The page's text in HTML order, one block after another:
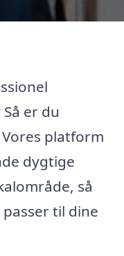
er du
platform
dygtige
så
til dine